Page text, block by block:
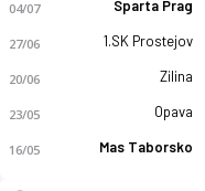
04/07 Sparta Prag
27/06 1.SK Prostejov
20/06 Zilina
23/05 Opava
16/05 Mas Taborsko